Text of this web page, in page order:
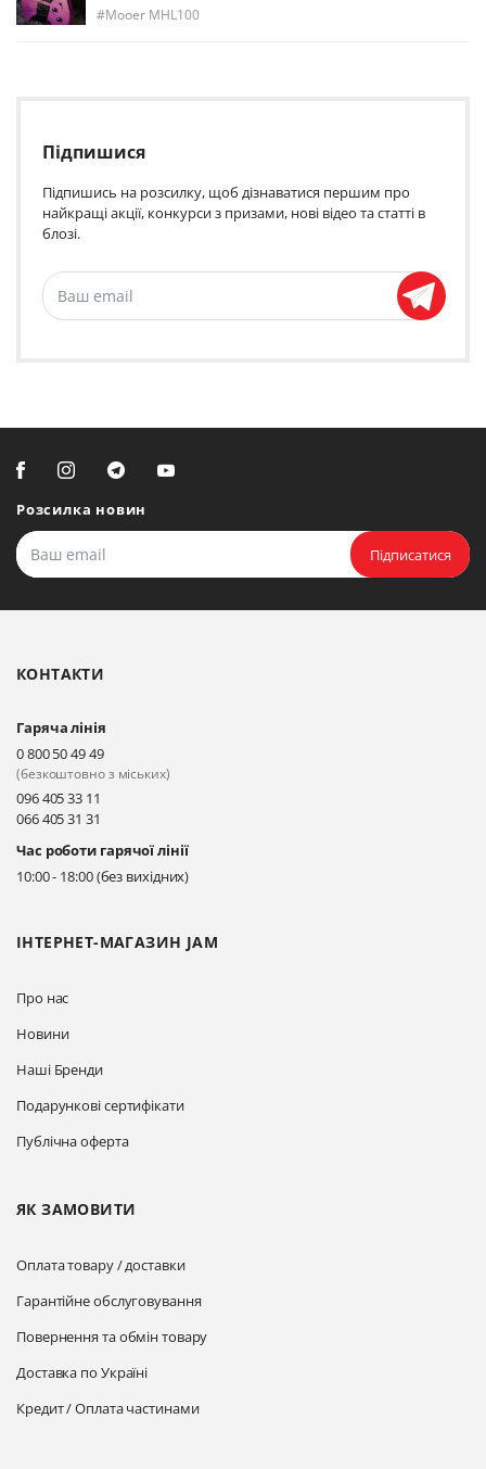
Mooer MHL100
Підпишися
Підпишись на розсилку, щоб дізнаватися першим про
найкращі акції, конкурси з призами, нові відео та статті в
блозі.
Розсилка новин
Підписатися
ІНТЕРНЕТ-МАГАЗИН JAM
Про нас
Новини
Наші Бренди
Подарункові сертифікати
Публічна оферта
ЯК ЗАМОВИТИ
Оплата товару / доставки
Гарантійне обслуговування
Повернення та обмін товару
Доставка по Україні
Кредит / Оплата частинами
КОНТАКТИ
Гаряча лінія
0 800 50 49 49
(безкоштовно з міських)
096 405 33 11
066 405 31 31
Час роботи гарячої лінії
10:00 - 18:00 (без вихідних)